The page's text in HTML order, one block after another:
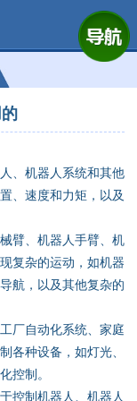
公司简介
产品展示
运动控制器
定制数控系统
公司动态
、机器人系统和其他
、速度和力矩，以及
臂、机器人手臂、机
复杂的运动，如机器
航，以及其他复杂的
厂自动化系统、家庭
各种设备，如灯光、
控制。
控制机器人、机器人